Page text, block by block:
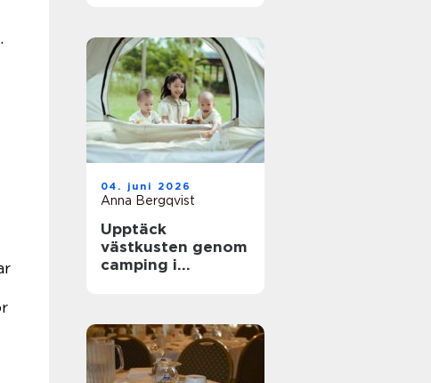
04. juni 2026
Anna Bergqvist
Upptäck
västkusten genom
camping i